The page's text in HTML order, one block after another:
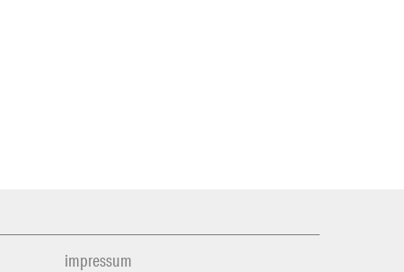
impressum